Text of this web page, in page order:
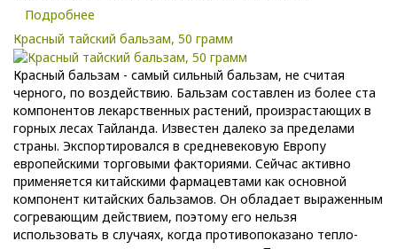
Подробнее
Красный тайский бальзам, 50 грамм
Красный бальзам - самый сильный бальзам, не считая
черного, по воздействию. Бальзам составлен из более ста
компонентов лекарственных растений, произрастающих в
горных лесах Тайланда. Известен далеко за пределами
страны. Экспортировался в средневековую Европу
европейскими торговыми факториями. Сейчас активно
применяется китайскими фармацевтами как основной
компонент китайских бальзамов. Он обладает выраженным
согревающим действием, поэтому его нельзя
использовать в случаях, когда противопоказано тепло-